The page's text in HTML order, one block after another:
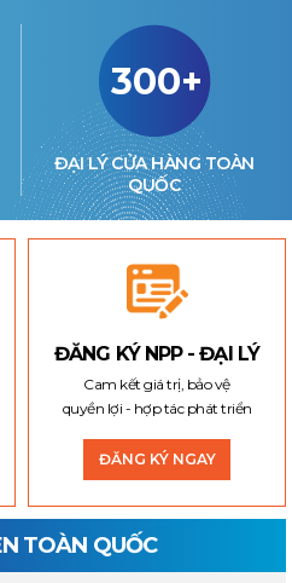
300+
ĐẠI LÝ CỬA HÀNG TOÀN
QUỐC
ĐĂNG KÝ NPP - ĐẠI LÝ
Cam kết giá trị, bảo vệ
quyền lợi - hợp tác phát triển
ĐĂNG KÝ NGAY
TOÀN QUỐC